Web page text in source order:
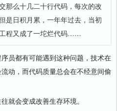
那么十几二十行代码，每次的改
是日积月累，一年年过去，当初
程又成了一坨烂代码……
都有可能遇到这种问题，技术在
动，而代码质量总会在不经意间偷
会变成改善生存环境。